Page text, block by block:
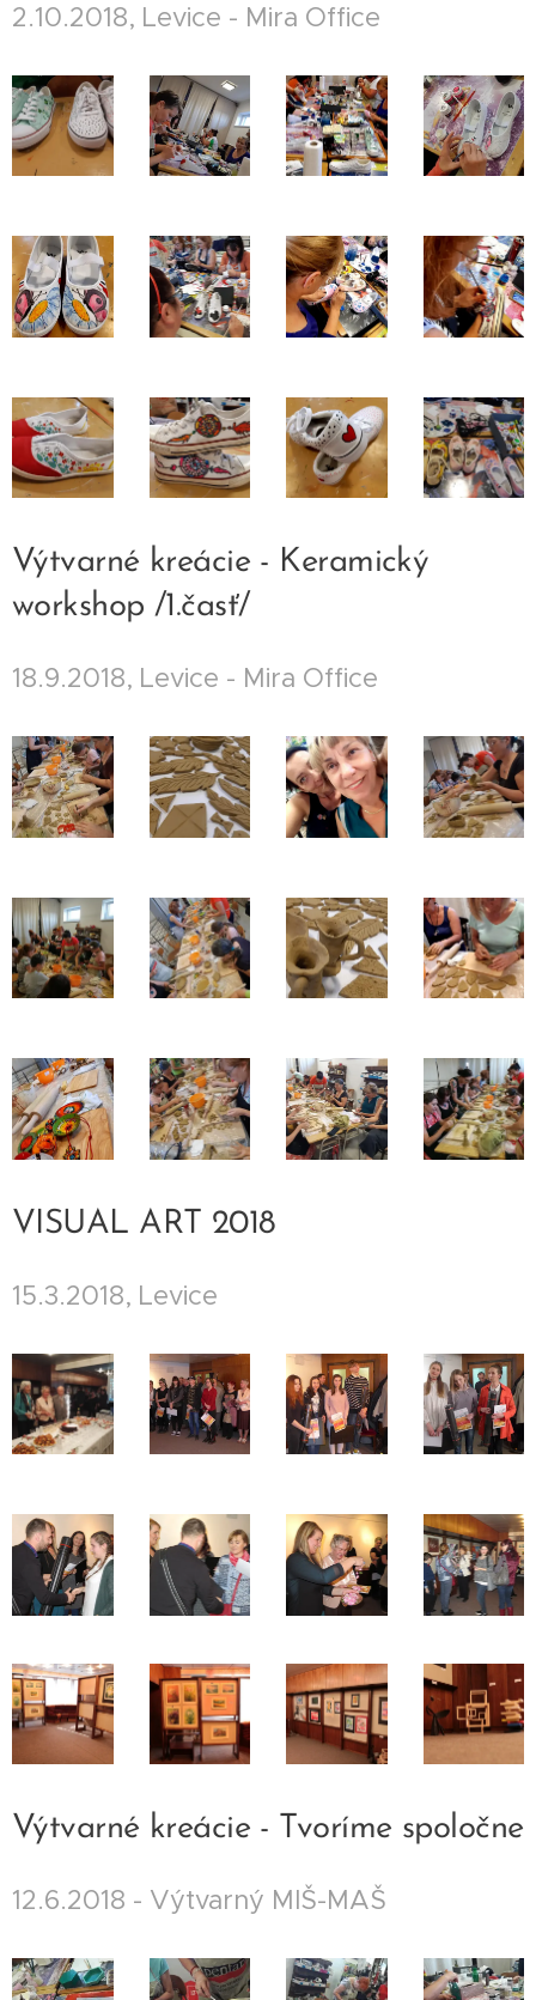
2.10.2018, Levice - Mira Office
Výtvarné kreácie - Keramický
workshop /1.časť/
18.9.2018, Levice - Mira Office
VISUAL ART 2018
15.3.2018, Levice
Výtvarné kreácie - Tvoríme spoločne
12.6.2018 - Výtvarný MIŠ-MAŠ